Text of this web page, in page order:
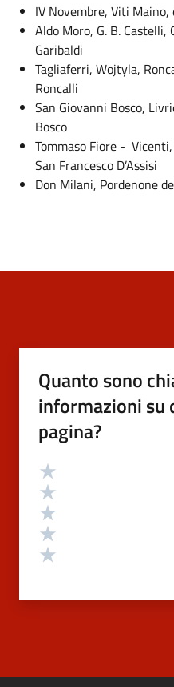
IV Novembre, Viti Maino,
Aldo Moro, G. B.
Garibaldi
Tagliaferri, Wojtyla,
Roncalli
San Giovanni Bosco,
Bosco
Tommaso Fiore -
San Francesco D’Assisi
Don Milani, Pordenone
Quanto sono
informazioni su
pagina?
Valutazione